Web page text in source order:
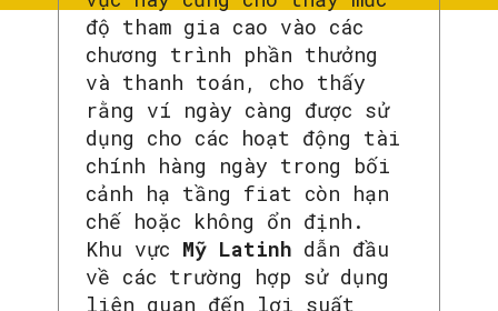
độ tham gia cao vào các
chương trình phần thưởng
và thanh toán, cho thấy
rằng ví ngày càng được sử
dụng cho các hoạt động tài
chính hàng ngày trong bối
cảnh hạ tầng fiat còn hạn
chế hoặc không ổn định.
Khu vực Mỹ Latinh dẫn đầu
về các trường hợp sử dụng
liên quan đến lợi suất